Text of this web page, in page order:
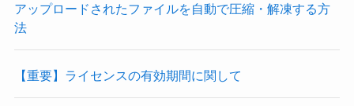
アップロードされたファイルを自動で圧縮・解凍する方
法
【重要】ライセンスの有効期間に関して